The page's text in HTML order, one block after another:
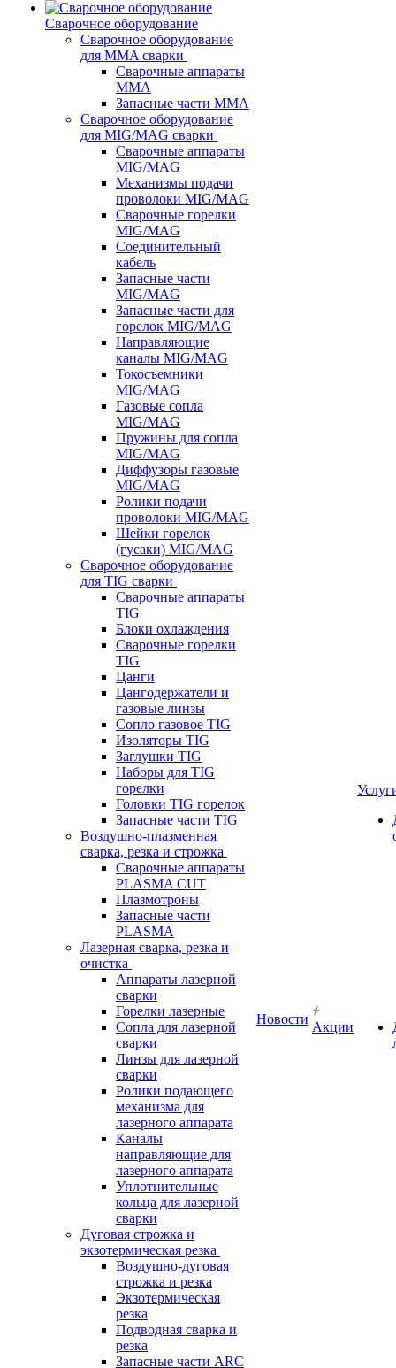
Сварочное оборудование
Сварочное оборудование
для MMA сварки
Сварочные аппараты
MMA
Запасные части MMA
Сварочное оборудование
для MIG/MAG сварки
Сварочные аппараты
MIG/MAG
Механизмы подачи
проволоки MIG/MAG
Сварочные горелки
MIG/MAG
Соединительный
кабель
Запасные части
MIG/MAG
Запасные части для
горелок MIG/MAG
Направляющие
каналы MIG/MAG
Токосъемники
MIG/MAG
Газовые сопла
MIG/MAG
Пружины для сопла
MIG/MAG
Диффузоры газовые
MIG/MAG
Ролики подачи
проволоки MIG/MAG
Шейки горелок
(гусаки) MIG/MAG
Сварочное оборудование
для TIG сварки
Сварочные аппараты
TIG
Блоки охлаждения
Сварочные горелки
TIG
Цанги
Цангодержатели и
газовые линзы
Сопло газовое TIG
Изоляторы TIG
Заглушки TIG
Наборы для TIG
горелки
Головки TIG горелок
Запасные части TIG
Воздушно-плазменная
сварка, резка и строжка
Сварочные аппараты
PLASMA CUT
Плазмотроны
Запасные части
PLASMA
Лазерная сварка, резка и
очистка
Аппараты лазерной
сварки
Горелки лазерные
Сопла для лазерной
сварки
Линзы для лазерной
сварки
Ролики подающего
механизма для
лазерного аппарата
Каналы
направляющие для
лазерного аппарата
Уплотнительные
кольца для лазерной
сварки
Дуговая строжка и
экзотермическая резка
Воздушно-дуговая
строжка и резка
Экзотермическая
резка
Подводная сварка и
резка
Запасные части ARC
Новости
Акции